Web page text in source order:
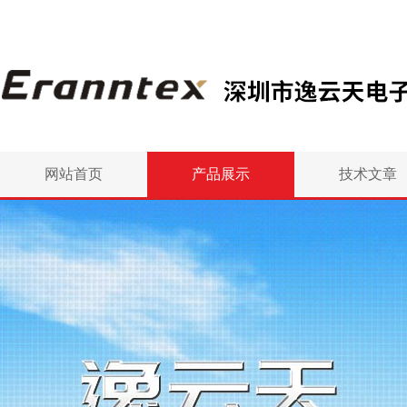
网站首页 产品展示 技术文章